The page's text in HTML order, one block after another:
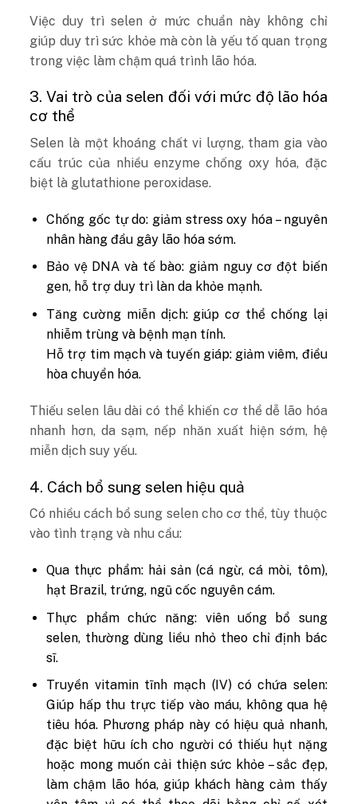
Việc duy trì selen ở mức chuẩn này không chỉ
giúp duy trì sức khỏe mà còn là yếu tố quan trọng
trong việc làm chậm quá trình lão hóa.
3. Vai trò của selen đối với mức độ lão hóa
cơ thể
Selen là một khoáng chất vi lượng, tham gia vào
cấu trúc của nhiều enzyme chống oxy hóa, đặc
biệt là glutathione peroxidase.
Chống gốc tự do: giảm stress oxy hóa – nguyên
nhân hàng đầu gây lão hóa sớm.
Bảo vệ DNA và tế bào: giảm nguy cơ đột biến
gen, hỗ trợ duy trì làn da khỏe mạnh.
Tăng cường miễn dịch: giúp cơ thể chống lại
nhiễm trùng và bệnh mạn tính.
Hỗ trợ tim mạch và tuyến giáp: giảm viêm, điều
hòa chuyển hóa.
Thiếu selen lâu dài có thể khiến cơ thể dễ lão hóa
nhanh hơn, da sạm, nếp nhăn xuất hiện sớm, hệ
miễn dịch suy yếu.
4. Cách bổ sung selen hiệu quả
Có nhiều cách bổ sung selen cho cơ thể, tùy thuộc
vào tình trạng và nhu cầu:
Qua thực phẩm: hải sản (cá ngừ, cá mòi, tôm),
hạt Brazil, trứng, ngũ cốc nguyên cám.
Thực phẩm chức năng: viên uống bổ sung
selen, thường dùng liều nhỏ theo chỉ định bác
sĩ.
Truyền vitamin tĩnh mạch (IV) có chứa selen:
Giúp hấp thu trực tiếp vào máu, không qua hệ
tiêu hóa. Phương pháp này có hiệu quả nhanh,
đặc biệt hữu ích cho người có thiếu hụt nặng
hoặc mong muốn cải thiện sức khỏe – sắc đẹp,
làm chậm lão hóa, giúp khách hàng cảm thấy